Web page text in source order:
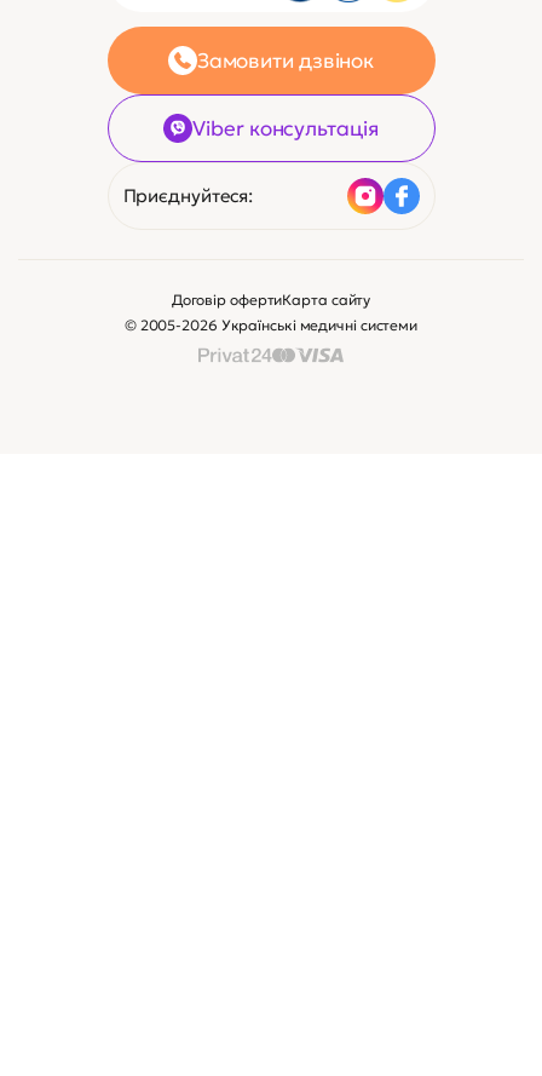
Замовити дзвінок
Viber консультація
Приєднуйтеся:
© 2005-2026 Українські медичні системи
Договір офертиКарта сайту